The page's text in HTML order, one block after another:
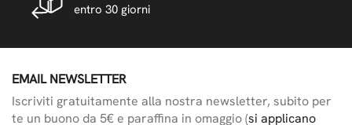
entro 30 giorni
EMAIL NEWSLETTER
Iscriviti gratuitamente alla nostra newsletter, subito per
te un buono da 5€ e paraffina in omaggio (si applicano